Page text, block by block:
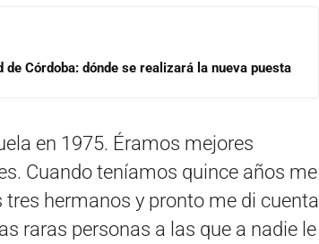
de Córdoba: dónde se realizará la nueva puesta
en 1975. Éramos mejores
Cuando teníamos quince años me
hermanos y pronto me di cuenta
raras personas a las que a nadie le